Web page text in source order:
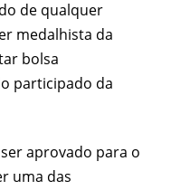
de qualquer
medalhista da
bolsa
participado da
aprovado para o
uma das